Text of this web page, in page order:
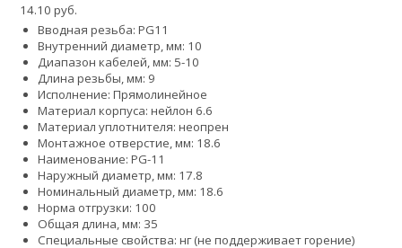
14.10 руб.
Вводная резьба: PG11
Внутренний диаметр, мм: 10
Диапазон кабелей, мм: 5-10
Длина резьбы, мм: 9
Исполнение: Прямолинейное
Материал корпуса: нейлон 6.6
Материал уплотнителя: неопрен
Монтажное отверстие, мм: 18.6
Наименование: PG-11
Наружный диаметр, мм: 17.8
Номинальный диаметр, мм: 18.6
Норма отгрузки: 100
Общая длина, мм: 35
Специальные свойства: нг (не поддерживает горение)